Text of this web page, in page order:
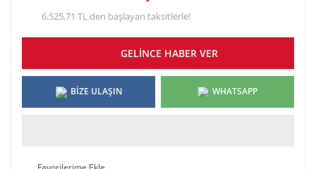
6.525,71 TL den başlayan taksitlerle!
GELİNCE HABER VER
BİZE ULAŞIN WHATSAPP